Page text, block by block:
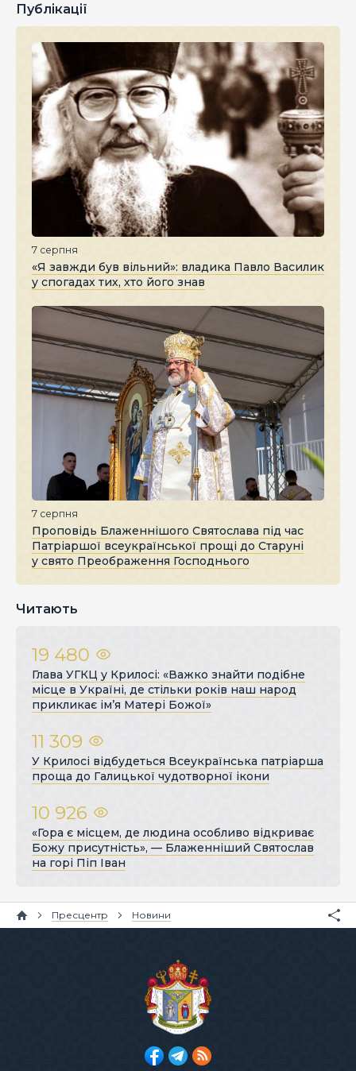
Публікації
7 серпня
«Я завжди був вільний»: владика Павло Василик
у спогадах тих, хто його знав
7 серпня
Проповідь Блаженнішого Святослава під час
Патріаршої всеукраїнської прощі до Старуні
у свято Преображення Господнього
Читають
19 480
Глава УГКЦ у Крилосі: «Важко знайти подібне
місце в Україні, де стільки років наш народ
прикликає ім’я Матері Божої»
11 309
У Крилосі відбудеться Всеукраїнська патріарша
проща до Галицької чудотворної ікони
10 926
«Гора є місцем, де людина особливо відкриває
Божу присутність», — Блаженніший Святослав
на горі Піп Іван
Пресцентр Новини